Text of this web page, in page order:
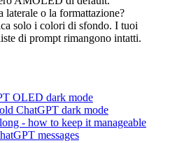
laterale o la formattazione?
solo i colori di sfondo. I tuoi
di prompt rimangono intatti.
OLED dark mode
ChatGPT dark mode
- how to keep it manageable
messages